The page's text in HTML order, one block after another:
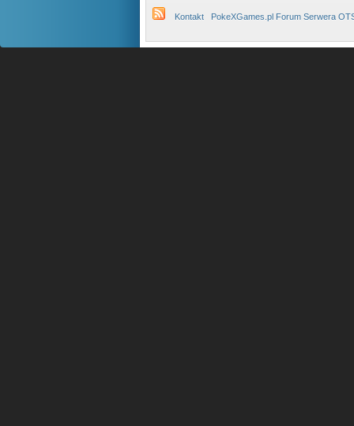
Kontakt PokeXGames.pl Forum Serwera